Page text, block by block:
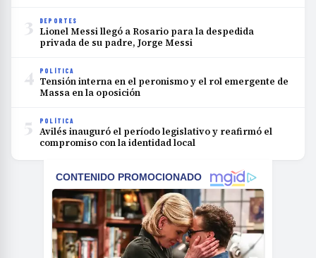
3 DEPORTES
Lionel Messi llegó a Rosario para la despedida
privada de su padre, Jorge Messi
4 POLÍTICA
Tensión interna en el peronismo y el rol emergente de
Massa en la oposición
5 POLÍTICA
Avilés inauguró el período legislativo y reafirmó el
compromiso con la identidad local